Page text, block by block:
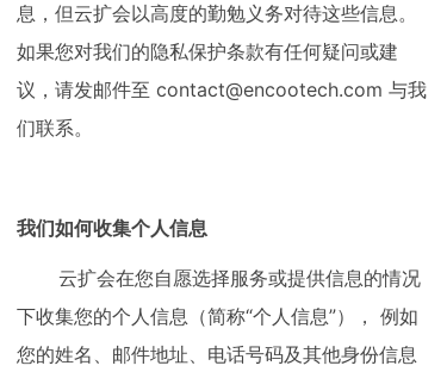
息，但云扩会以高度的勤勉义务对待这些信息。
如果您对我们的隐私保护条款有任何疑问或建
议，请发邮件至 contact@encootech.com 与我
们联系。
我们如何收集个人信息
云扩会在您自愿选择服务或提供信息的情况
下收集您的个人信息（简称“个人信息”）， 例如
您的姓名、邮件地址、电话号码及其他身份信息